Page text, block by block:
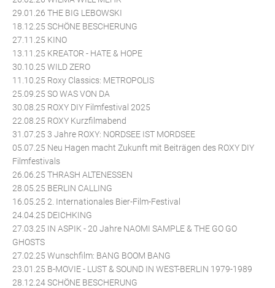
29.01.26 THE BIG LEBOWSKI
18.12.25 SCHÖNE BESCHERUNG
27.11.25 KINO
13.11.25 KREATOR - HATE & HOPE
30.10.25 WILD ZERO
11.10.25 Roxy Classics: METROPOLIS
25.09.25 SO WAS VON DA
30.08.25 ROXY DIY Filmfestival 2025
22.08.25 ROXY Kurzfilmabend
31.07.25 3 Jahre ROXY: NORDSEE IST MORDSEE
05.07.25 Neu Hagen macht Zukunft mit Beiträgen des ROXY DIY
Filmfestivals
26.06.25 THRASH ALTENESSEN
28.05.25 BERLIN CALLING
16.05.25 2. Internationales Bier-Film-Festival
24.04.25 DEICHKING
27.03.25 IN ASPIK - 20 Jahre NAOMI SAMPLE & THE GO GO
GHOSTS
27.02.25 Wunschfilm: BANG BOOM BANG
23.01.25 B-MOVIE - LUST & SOUND IN WEST-BERLIN 1979-1989
28.12.24 SCHÖNE BESCHERUNG